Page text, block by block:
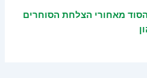
הסוד מאחורי הצלחת הסוחרים